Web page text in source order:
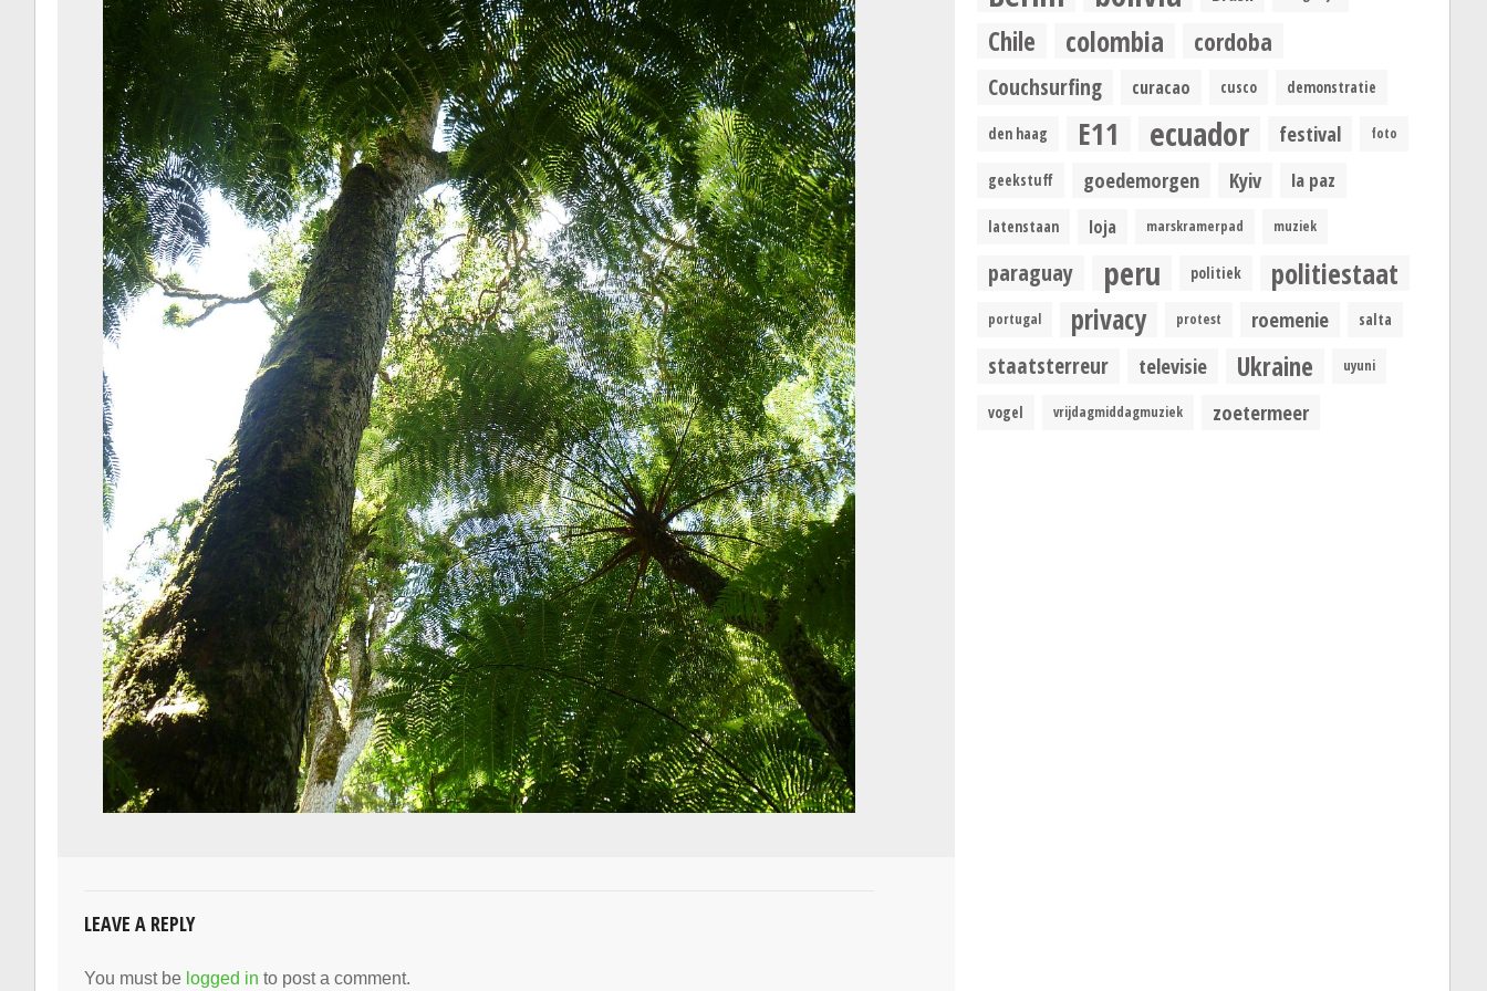
LEAVE A REPLY
You must be logged in to post a comment.
Chile colombia cordoba
Couchsurfing curacao cusco demonstratie
den haag E11 ecuador festival foto
geekstuff goedemorgen Kyiv la paz
latenstaan loja marskramerpad muziek
paraguay peru politiek politiestaat
portugal privacy protest roemenie salta
staatsterreur televisie Ukraine uyuni
vogel vrijdagmiddagmuziek zoetermeer